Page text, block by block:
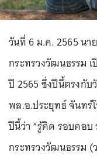
วันที่ 6 ม.ค. 2565 น
กระทรวงวัฒนธรรม เ
ปี 2565 ซึ่งปีนี้ตรงกับ
พล.อ.ประยุทธ์ จันทร์
ปีนี้ว่า “รู้คิด รอบคอ
กระทรวงวัฒนธรรม (